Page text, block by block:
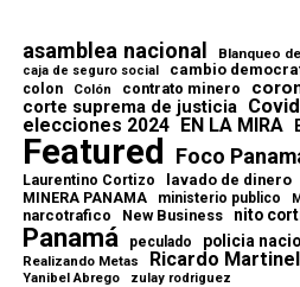
asamblea nacional Blanqueo
caja de seguro social cambio
colon Colón contrato minero
corte suprema de justicia
elecciones 2024 EN LA MIRA
Featured Foco
Laurentino Cortizo lavado de dinero
MINERA PANAMA ministerio publico
narcotrafico New Business nito
Panamá peculado policia
Realizando Metas Ricardo
Yanibel Abrego zulay rodriguez